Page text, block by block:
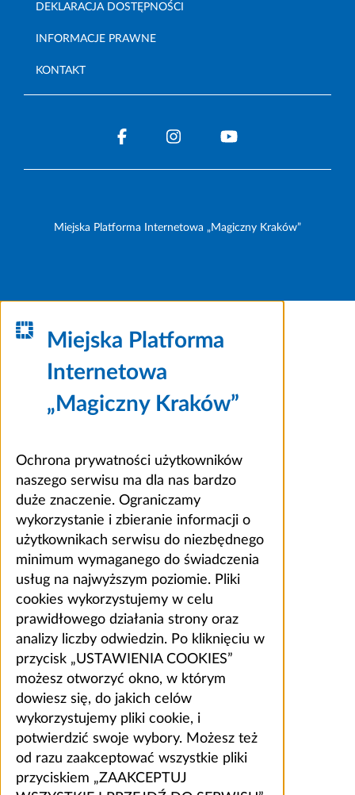
DEKLARACJA DOSTĘPNOŚCI
INFORMACJE PRAWNE
KONTAKT
Miejska Platforma Internetowa „Magiczny Kraków”
Miejska Platforma
Internetowa
„Magiczny Kraków”
Ochrona prywatności użytkowników
naszego serwisu ma dla nas bardzo
duże znaczenie. Ograniczamy
wykorzystanie i zbieranie informacji o
użytkownikach serwisu do niezbędnego
minimum wymaganego do świadczenia
usług na najwyższym poziomie. Pliki
cookies wykorzystujemy w celu
prawidłowego działania strony oraz
analizy liczby odwiedzin. Po kliknięciu w
przycisk „USTAWIENIA COOKIES”
możesz otworzyć okno, w którym
dowiesz się, do jakich celów
wykorzystujemy pliki cookie, i
potwierdzić swoje wybory. Możesz też
od razu zaakceptować wszystkie pliki
przyciskiem „ZAAKCEPTUJ